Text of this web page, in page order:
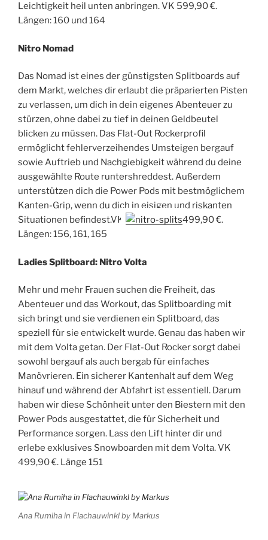
Leichtigkeit heil unten anbringen. VK 599,90 €.
Längen: 160 und 164
Nitro Nomad
Das Nomad ist eines der günstigsten Splitboards auf
dem Markt, welches dir erlaubt die präparierten Pisten
zu verlassen, um dich in dein eigenes Abenteuer zu
stürzen, ohne dabei zu tief in deinen Geldbeutel
blicken zu müssen. Das Flat-Out Rockerprofil
ermöglicht fehlerverzeihendes Umsteigen bergauf
sowie Auftrieb und Nachgiebigkeit während du deine
ausgewählte Route runtershreddest. Außerdem
unterstützen dich die Power Pods mit bestmöglichem
Kanten-Grip, wenn du dich in eisigen und riskanten
Situationen befindest.VK
499,90 €.
Längen: 156, 161, 165
Ladies Splitboard: Nitro Volta
Mehr und mehr Frauen suchen die Freiheit, das
Abenteuer und das Workout, das Splitboarding mit
sich bringt und sie verdienen ein Splitboard, das
speziell für sie entwickelt wurde. Genau das haben wir
mit dem Volta getan. Der Flat-Out Rocker sorgt dabei
sowohl bergauf als auch bergab für einfaches
Manövrieren. Ein sicherer Kantenhalt auf dem Weg
hinauf und während der Abfahrt ist essentiell. Darum
haben wir diese Schönheit unter den Biestern mit den
Power Pods ausgestattet, die für Sicherheit und
Performance sorgen. Lass den Lift hinter dir und
erlebe exklusives Snowboarden mit dem Volta. VK
499,90 €. Länge 151
Ana Rumiha in Flachauwinkl by Markus